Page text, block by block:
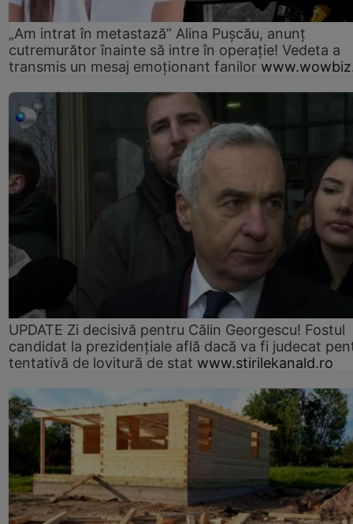
„Am intrat în metastază” Alina Pușcău, anunț
cutremurător înainte să intre în operație! Vedeta a
transmis un mesaj emoționant fanilor
UPDATE Zi decisivă pentru Călin Georgescu! Fostul
candidat la prezidențiale află dacă va fi judecat
tentativă de lovitură de stat www.stirilekanald.ro